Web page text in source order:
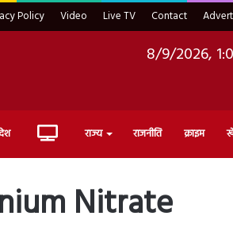
Policy Video Live TV Contact
8/9/2026,
Live राज्य राजनीति क्राइम
Nitrate